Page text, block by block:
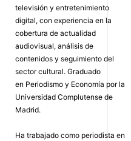
televisión y entretenimiento
digital, con experiencia en la
cobertura de actualidad
audiovisual, análisis de
contenidos y seguimiento del
sector cultural. Graduado
en Periodismo y Economía por la
Universidad Complutense de
Madrid.
Ha trabajado como periodista en